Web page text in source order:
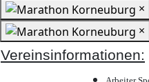
×
×
Vereinsinformationen:
Arbeiter